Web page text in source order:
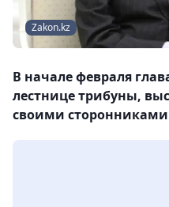
Zakon.kz
В начале февраля
лестнице трибуны,
своими